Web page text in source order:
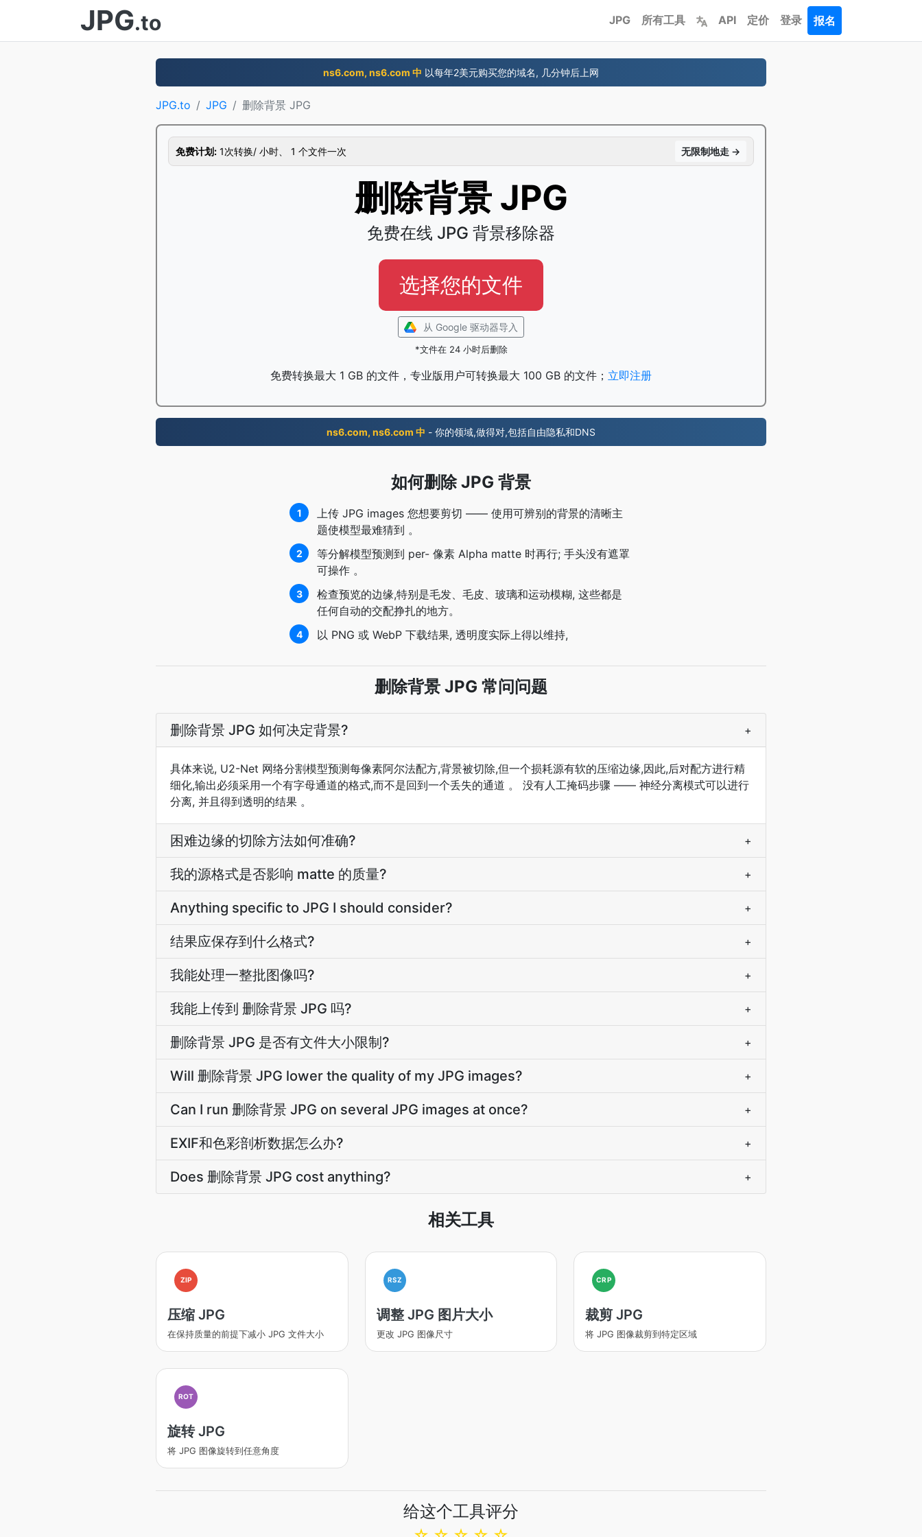
JPG.to JPG 所有工具 API 定价 登录 报名
ns6.com, ns6.com 中 以每年2美元购买您的域名, 几分钟后上网
JPG.to JPG 删除背景 JPG
免费计划: 1次转换/ 小时、 1 个文件一次 无限制地走 →
删除背景 JPG
免费在线 JPG 背景移除器
选择您的文件
从 Google 驱动器导入
*文件在 24 小时后删除
免费转换最大 1 GB 的文件，专业版用户可转换最大 100 GB 的文件； 立即注册
ns6.com, ns6.com 中 - 你的领域,做得对,包括自由隐私和DNS
如何删除 JPG 背景
1
上传 JPG images 您想要剪切 —— 使用可辨别的背景的清晰主
题使模型最难猜到 。
2
等分解模型预测到 per- 像素 Alpha matte 时再行; 手头没有遮罩
可操作 。
3
检查预览的边缘,特别是毛发、毛皮、玻璃和运动模糊, 这些都是
任何自动的交配挣扎的地方。
4 以 PNG 或 WebP 下载结果, 透明度实际上得以维持,
删除背景 JPG 常问问题
删除背景 JPG 如何决定背景? +
具体来说, U2-Net 网络分割模型预测每像素阿尔法配方,背景被切除,但一个损耗源有软的压缩边缘,因此,后对配方进行精
细化,输出必须采用一个有字母通道的格式,而不是回到一个丢失的通道 。 没有人工掩码步骤 —— 神经分离模式可以进行
分离, 并且得到透明的结果 。
困难边缘的切除方法如何准确? +
我的源格式是否影响 matte 的质量? +
Anything specific to JPG I should consider? +
结果应保存到什么格式? +
我能处理一整批图像吗? +
我能上传到 删除背景 JPG 吗? +
删除背景 JPG 是否有文件大小限制? +
Will 删除背景 JPG lower the quality of my JPG images? +
Can I run 删除背景 JPG on several JPG images at once? +
EXIF和色彩剖析数据怎么办? +
Does 删除背景 JPG cost anything? +
相关工具
ZIP
压缩 JPG
在保持质量的前提下减小 JPG 文件大小
RSZ
调整 JPG 图片大小
更改 JPG 图像尺寸
CRP
裁剪 JPG
将 JPG 图像裁剪到特定区域
ROT
旋转 JPG
将 JPG 图像旋转到任意角度
给这个工具评分